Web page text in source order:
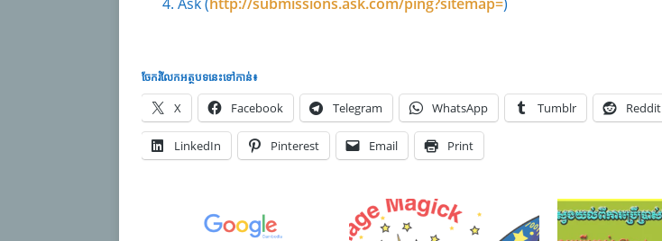
ចែករំលែក​អត្ថបទនេះទៅកាន់៖
X Facebook Telegram WhatsApp Tumblr Reddit
LinkedIn Pinterest Email Print